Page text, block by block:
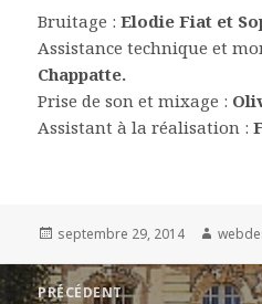
Bruitage :Elodie Fiat et
Assistance technique et
Chappatte.
Prise de son et mixage :
Assistant à la réalisation :
Publié
septembre 29, 2014 Auteur
Navigation
PRÉCÉDENT